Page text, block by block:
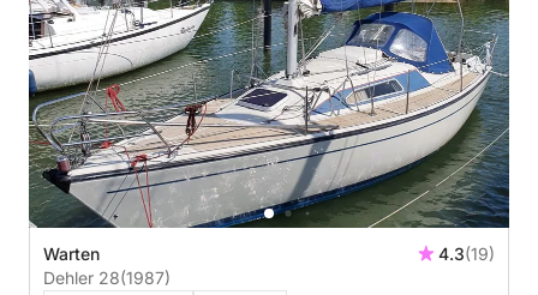
Warten 4.3(19)
Dehler 28(1987)